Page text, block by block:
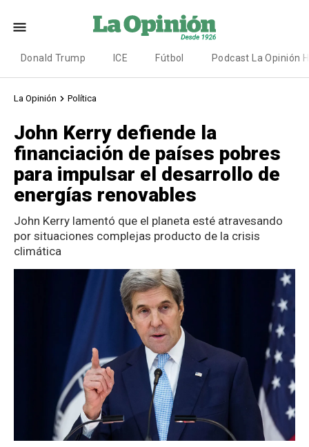
Donald Trump ICE Fútbol Podcast La Opinión
La Opinión Política
John Kerry defiende la
financiación de países pobres
para impulsar el desarrollo de
energías renovables
John Kerry lamentó que el planeta esté atravesando
por situaciones complejas producto de la crisis
climática